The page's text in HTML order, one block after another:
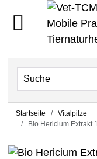
Startseite
Vitalpilze
Bio Hericium Extrakt